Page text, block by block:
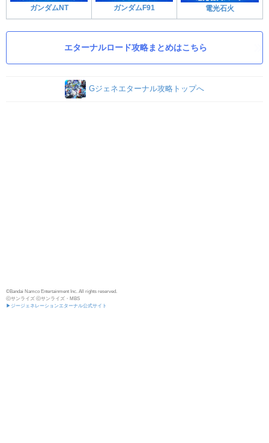
ガンダムNT ガンダムF91 電光石火
エターナルロード攻略まとめはこちら
Gジェネエターナル攻略トップへ
©Bandai Namco Entertainment Inc. All rights reserved.
ⓒサンライズ ⓒサンライズ・MBS
▶ジージェネレーションエターナル公式サイト